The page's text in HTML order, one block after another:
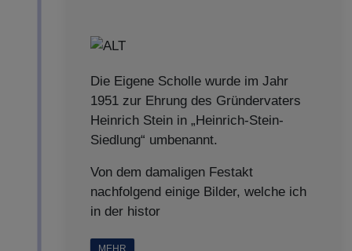
Die Eigene Scholle wurde im Jahr
1951 zur Ehrung des Gründervaters
Heinrich Stein in „Heinrich-Stein-
Siedlung“ umbenannt.
Von dem damaligen Festakt
nachfolgend einige Bilder, welche ich
in der histor
MEHR